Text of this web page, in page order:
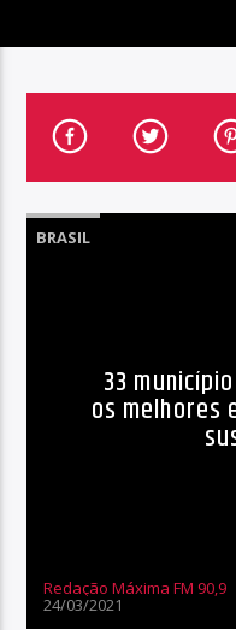
BRASIL
33
os melhores
Redação Máxima FM 90,9
24/03/2021